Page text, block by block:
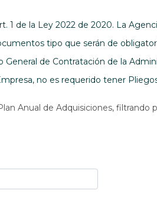
1 de la Ley 2022 de 2020. La
tipo que serán de
de Contratación de la
no es requerido tener
Anual de Adquisiciones, filtrando